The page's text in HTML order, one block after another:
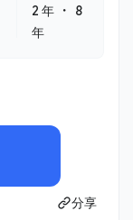
2 年 ・
8
年
分享